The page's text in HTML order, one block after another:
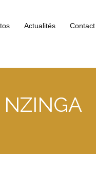
Actualités Contact
NZINGA